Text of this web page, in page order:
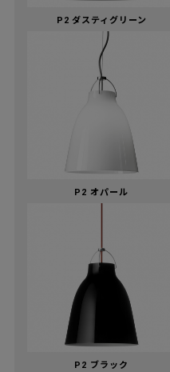
P2 ダスティグリーン
P2 オパール
P2 ブラック